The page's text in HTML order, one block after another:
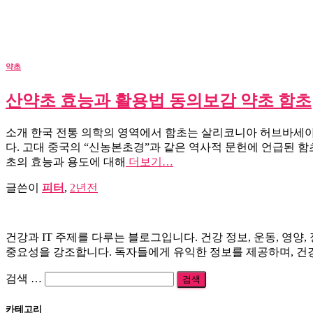
약초
산약초 효능과 활용법 동의보감 약초 함초
소개 한국 전통 의학의 영역에서 함초는 살리코니아 허브바세
다. 고대 중국의 “신농본초경”과 같은 역사적 문헌에 언급된
초의 효능과 용도에 대해 더보기…
글쓴이 피터 , 2년 전
건강과 IT 주제를 다루는 블로그입니다. 건강 정보, 운동, 영양
중요성을 강조합니다. 독자들에게 유익한 정보를 제공하며,
검
검색 …
카테고리